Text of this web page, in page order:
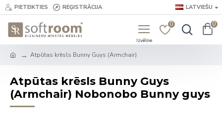
PIETEIKTIES REĢISTRĀCIJA LATVIEŠU
0 0
Atpūtas krēsls Bunny Guys (Armchair)
Atpūtas krēsls Bunny Guys
(Armchair) Nobonobo Bunny guys